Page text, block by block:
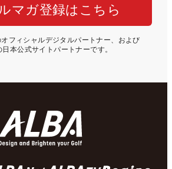
マガ登録はこちら
フィシャルデジタルパートナー、および
日本公式サイトパートナーです。